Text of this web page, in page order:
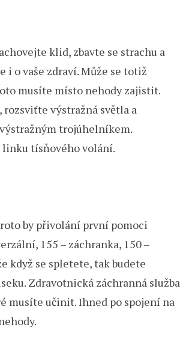
klid, zbavte se strachu a
i o vaše zdraví. Může se totiž
musíte místo nehody zajistit.
výstražná světla a
trojúhelníkem.
linku tísňového volání.
by přivolání první pomoci
155 – záchranka, 150 –
když se spletete, tak budete
Zdravotnická záchranná služba
musíte učinit. Ihned po spojení na